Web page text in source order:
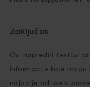
Zaključak
Ovi napredni testovi
informacije koje mogu
najbolje odluke u